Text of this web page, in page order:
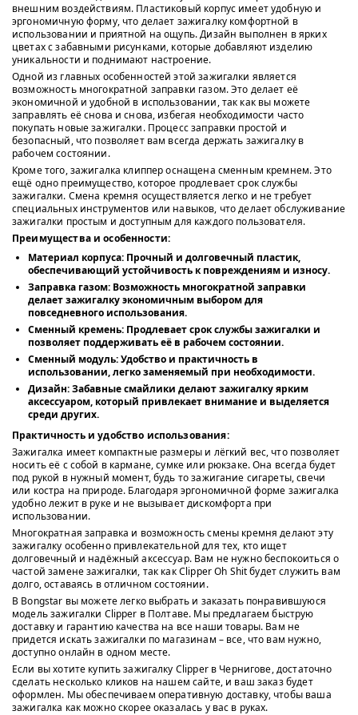
внешним воздействиям. Пластиковый корпус имеет удобную и
эргономичную форму, что делает зажигалку комфортной в
использовании и приятной на ощупь. Дизайн выполнен в ярких
цветах с забавными рисунками, которые добавляют изделию
уникальности и поднимают настроение.
Одной из главных особенностей этой зажигалки является
возможность многократной заправки газом. Это делает её
экономичной и удобной в использовании, так как вы можете
заправлять её снова и снова, избегая необходимости часто
покупать новые зажигалки. Процесс заправки простой и
безопасный, что позволяет вам всегда держать зажигалку в
рабочем состоянии.
Кроме того, зажигалка клиппер оснащена сменным кремнем. Это
ещё одно преимущество, которое продлевает срок службы
зажигалки. Смена кремня осуществляется легко и не требует
специальных инструментов или навыков, что делает обслуживание
зажигалки простым и доступным для каждого пользователя.
Преимущества и особенности:
Материал корпуса: Прочный и долговечный пластик,
обеспечивающий устойчивость к повреждениям и износу.
Заправка газом: Возможность многократной заправки
делает зажигалку экономичным выбором для
повседневного использования.
Сменный кремень: Продлевает срок службы зажигалки и
позволяет поддерживать её в рабочем состоянии.
Сменный модуль:Удобство и практичность в
использовании, легко заменяемый при необходимости.
Дизайн:Забавные смайлики делают зажигалку ярким
аксессуаром, который привлекает внимание и выделяется
среди других.
Практичность и удобство использования:
Зажигалка имеет компактные размеры и лёгкий вес, что позволяет
носить её с собой в кармане, сумке или рюкзаке. Она всегда будет
под рукой в нужный момент, будь то зажигание сигареты, свечи
или костра на природе. Благодаря эргономичной форме зажигалка
удобно лежит в руке и не вызывает дискомфорта при
использовании.
Многократная заправка и возможность смены кремня делают эту
зажигалку особенно привлекательной для тех, кто ищет
долговечный и надёжный аксессуар. Вам не нужно беспокоиться о
частой замене зажигалки, так как Clipper Oh Shit будет служить вам
долго, оставаясь в отличном состоянии.
В Bongstar вы можете легко выбрать и заказать понравившуюся
модель зажигалки Clipper в Полтаве. Мы предлагаем быструю
доставку и гарантию качества на все наши товары. Вам не
придется искать зажигалки по магазинам – все, что вам нужно,
доступно онлайн в одном месте.
Если вы хотите купить зажигалку Clipper в Чернигове, достаточно
сделать несколько кликов на нашем сайте, и ваш заказ будет
оформлен. Мы обеспечиваем оперативную доставку, чтобы ваша
зажигалка как можно скорее оказалась у вас в руках.